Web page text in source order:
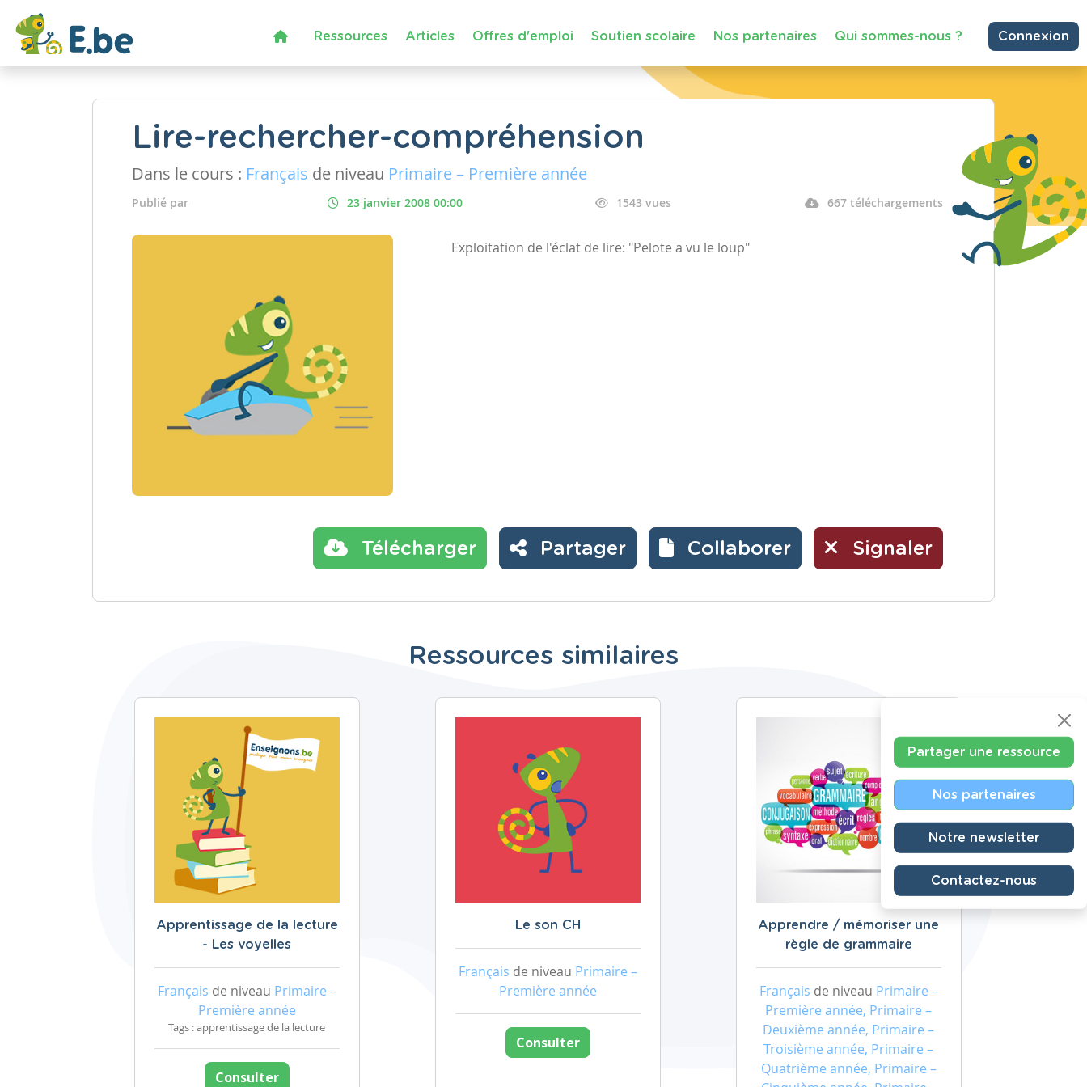
Ressources Articles Offres d'emploi Soutien scolaire Nos partenaires Qui sommes-nous ? Connexion
Lire-rechercher-compréhension
Dans le cours : Français de niveau Primaire – Première année
Publié par 23 janvier 2008 00:00 1543 vues 667 téléchargements
Exploitation de l'éclat de lire: "Pelote a vu le loup"
Télécharger Partager Collaborer Signaler
Ressources similaires
Apprentissage de la lecture
- Les voyelles
Français de niveau Primaire –
Première année
Tags : apprentissage de la lecture
Consulter
Le son CH
Français de niveau Primaire –
Première année
Consulter
Apprendre / mémoriser une
règle de grammaire
Français de niveau Primaire –
Première année, Primaire –
Deuxième année, Primaire –
Troisième année, Primaire –
Quatrième année, Primaire –
Partager une ressource
Nos partenaires
Notre newsletter
Contactez-nous